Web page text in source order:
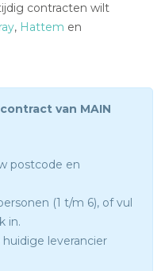
contracten wilt
, Hattem en
van MAIN
postcode en
(1 t/m 6), of vul
in.
leverancier